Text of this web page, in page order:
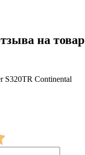
на товар
S320TR Continental